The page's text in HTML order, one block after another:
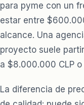
para pyme con un
estar entre
alcance. Una
proyecto suele
a $8.000.000 CLP o
La diferencia de